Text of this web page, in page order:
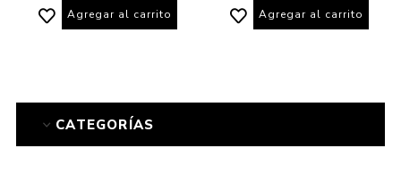
Agregar al carrito Agregar al carrito
CATEGORÍAS